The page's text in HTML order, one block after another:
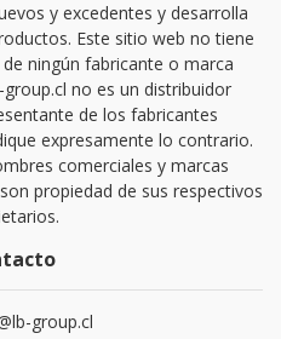
y excedentes y desarrolla
Este sitio web no tiene
ningún fabricante o marca
no es un distribuidor
de los fabricantes
expresamente lo contrario.
comerciales y marcas
propiedad de sus respectivos
group.cl